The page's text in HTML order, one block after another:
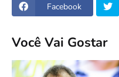
Facebook
Você Vai Gostar